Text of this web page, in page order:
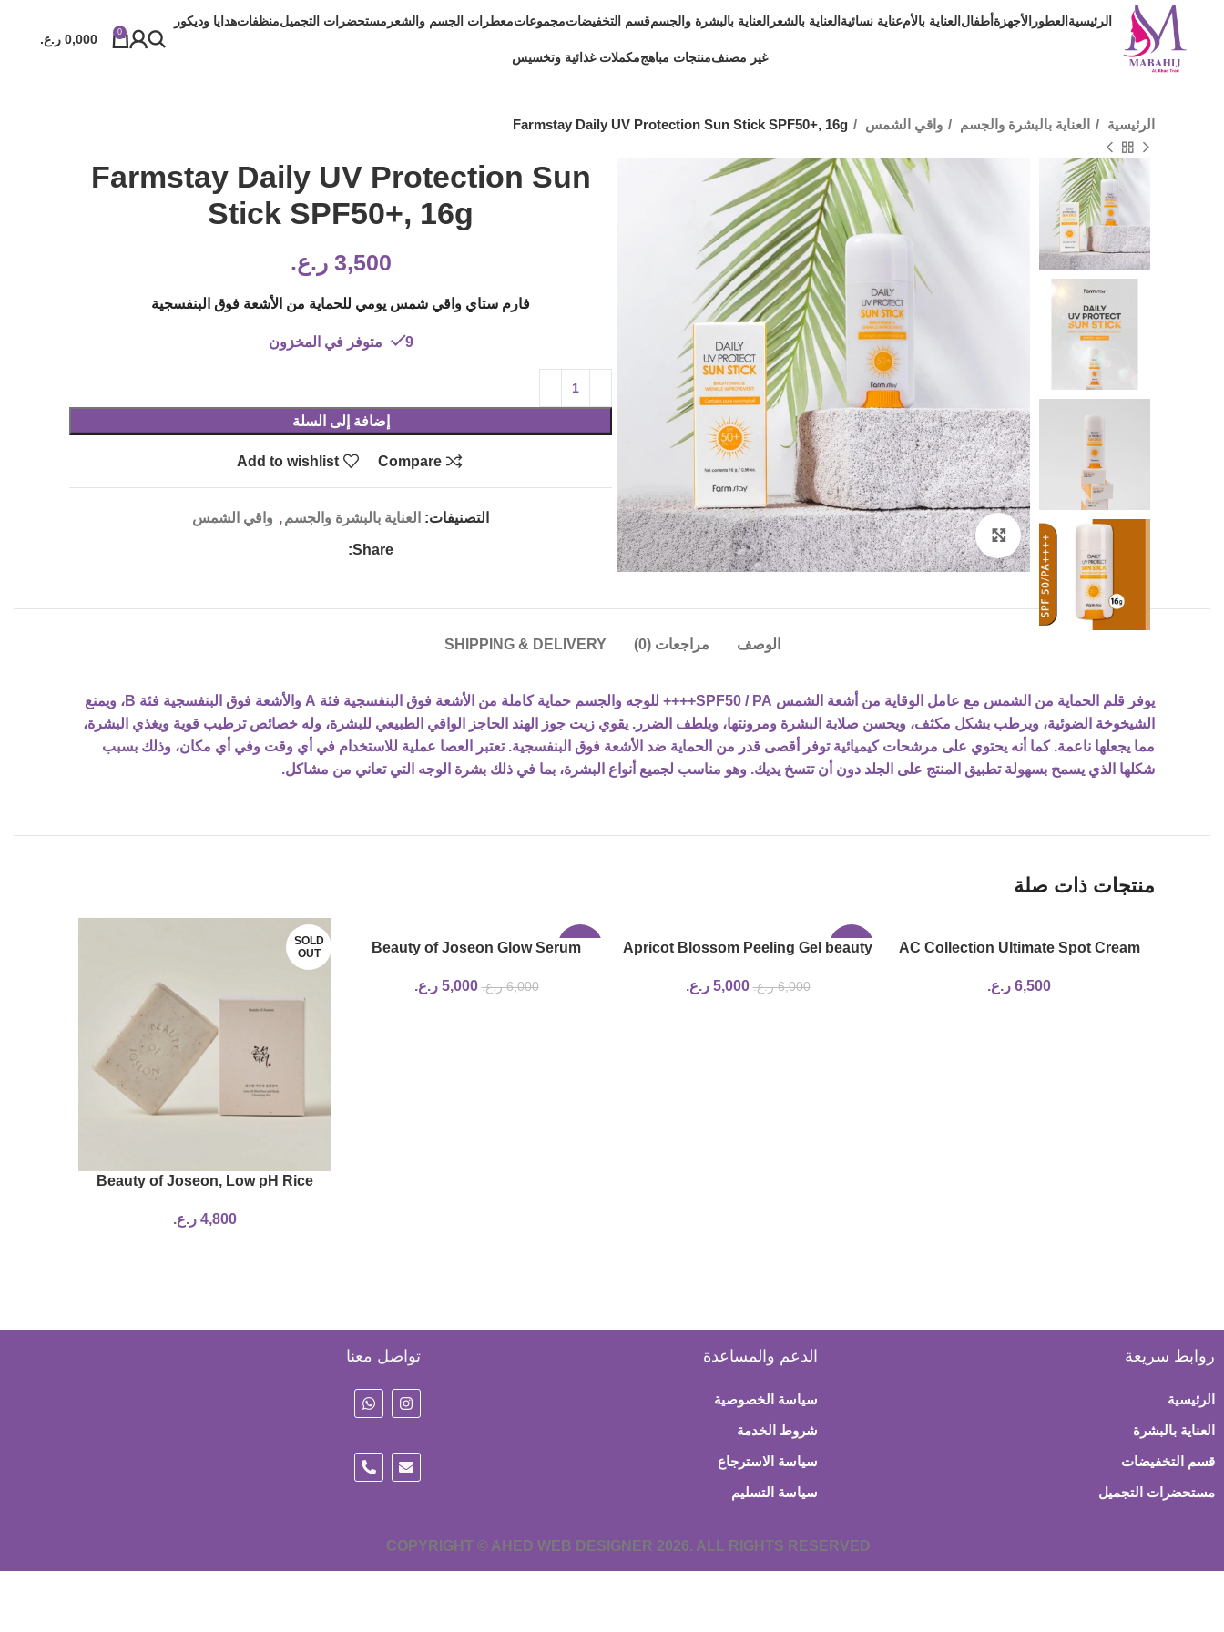
الرئيسيةالعطور الأجهزةأطفالالعناية بالأمعناية نسائيةالعناية بالشعر العناية بالبشرة والجسمقسم التخفيضاتمجموعاتمعطرات الجسم والشعر مستحضرات التجميلمنظفاتهدايا وديكور
غير مصنفمنتجات مباهجمكملات غذائية وتخسيس
0
0,000 ر.ع.
الرئيسية العناية بالبشرة والجسم واقي الشمس Farmstay Daily UV Protection Sun Stick SPF50+, 16g
Click to enlarge
Farmstay Daily UV Protection Sun
Stick SPF50+, 16g
3,500 ر.ع.
فارم ستاي واقي شمس يومي للحماية من الأشعة فوق البنفسجية
9 متوفر في المخزون
إضافة إلى السلة
Compare
Add to wishlist
التصنيفات: العناية بالبشرة والجسم , واقي الشمس
Share:
الوصف مراجعات (0) SHIPPING & DELIVERY
يوفر قلم الحماية من الشمس مع عامل الوقاية من أشعة الشمس SPF50 / PA++++
للوجه والجسم حماية كاملة من الأشعة فوق البنفسجية فئة A والأشعة فوق البنفسجية فئة B، ويمنع
الشيخوخة الضوئية، ويرطب بشكل مكثف، ويحسن صلابة البشرة ومرونتها، ويلطف الضرر. يقوي زيت جوز الهند الحاجز الواقي الطبيعي للبشرة، وله خصائص ترطيب قوية ويغذي البشرة،
مما يجعلها ناعمة. كما أنه يحتوي على مرشحات كيميائية توفر أقصى قدر من الحماية ضد الأشعة فوق البنفسجية. تعتبر العصا عملية للاستخدام في أي وقت وفي أي مكان، وذلك بسبب
شكلها الذي يسمح بسهولة تطبيق المنتج على الجلد دون أن تتسخ يديك. وهو مناسب لجميع أنواع البشرة، بما في ذلك بشرة الوجه التي تعاني من مشاكل.
منتجات ذات صلة
AC Collection Ultimate Spot Cream
6,500 ر.ع.
-17%
Apricot Blossom Peeling Gel beauty
6,000 ر.ع. 5,000 ر.ع.
-17%
Beauty of Joseon Glow Serum
6,000 ر.ع. 5,000 ر.ع.
SOLD
OUT
Beauty of Joseon, Low pH Rice
100 ml)
4,800 ر.ع.
روابط سريعة
الرئيسية
العناية بالبشرة
قسم التخفيضات
مستحضرات التجميل
الدعم والمساعدة
سياسة الخصوصية
شروط الخدمة
سياسة الاسترجاع
سياسة التسليم
تواصل معنا
COPYRIGHT © AHED WEB DESIGNER 2026. ALL RIGHTS RESERVED